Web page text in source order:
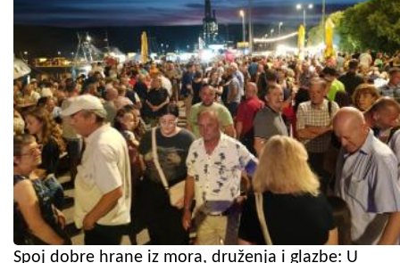
Spoj dobre hrane iz mora, druženja i glazbe: U